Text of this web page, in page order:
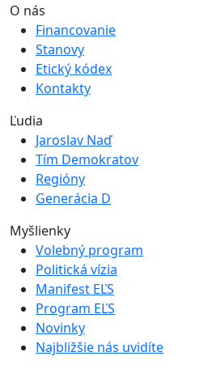
O nás
Financovanie
Stanovy
Etický kódex
Kontakty
Ľudia
Jaroslav Naď
Tím Demokratov
Regióny
Generácia D
Myšlienky
Volebný program
Politická vízia
Manifest EĽS
Program EĽS
Novinky
Najbližšie nás uvidíte